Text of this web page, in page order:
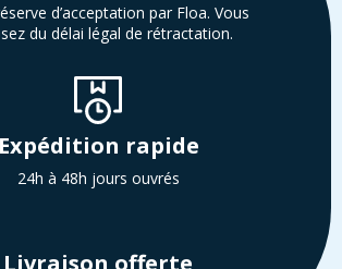
d’acceptation par Floa. Vous
du délai légal de rétractation.
Expédition rapide
24h à 48h jours ouvrés
Livraison offerte